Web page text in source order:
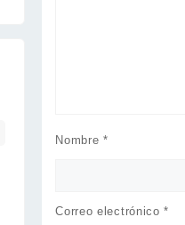
Nombre*
Correo electrónico*